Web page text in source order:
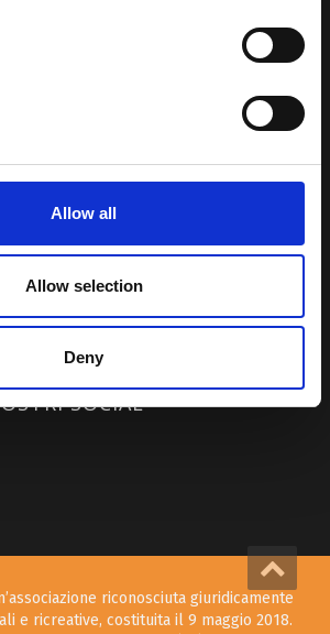
Allow all
Allow selection
Deny
della cultura tibetana che hanno
e conoscere questa meravigliosa regione.
è capace di riempire il cuore.
cercheremo agevolare la conoscenza
chiunque voglia – almeno una volta nella vita
SOCIAL
riconosciuta giuridicamente
e ricreative, costituita il 9 maggio 2018.